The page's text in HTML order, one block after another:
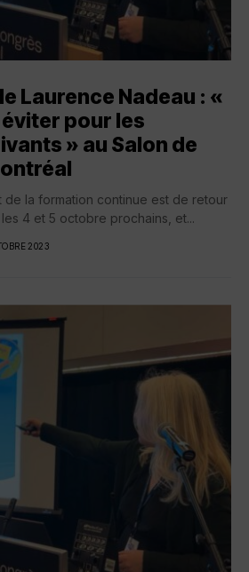
Laurence Nadeau : «
pour les
» au Salon de
de la formation continue est de retour
4 et 5 octobre prochains, et...
2023